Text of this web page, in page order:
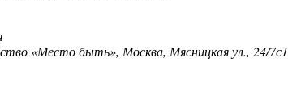
«Место быть», Москва, Мясницкая ул., 24/7с1